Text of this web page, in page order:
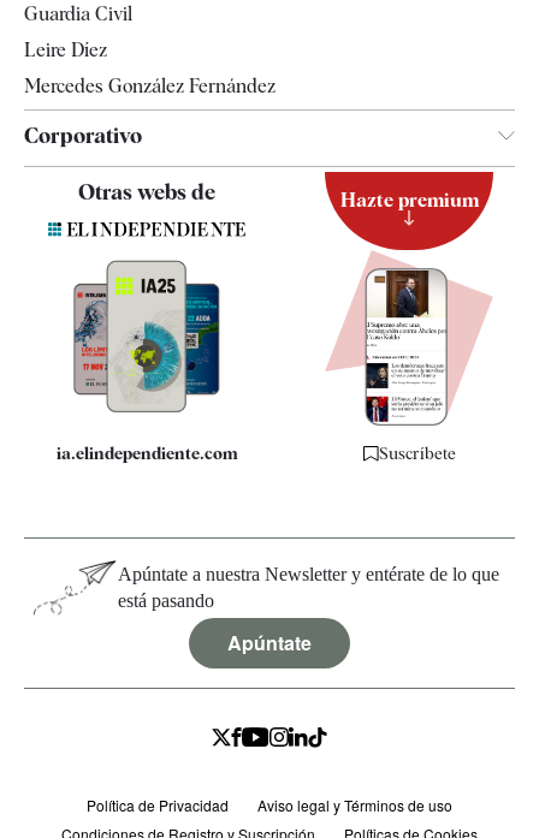
Guardia Civil
Leire Díez
Mercedes González Fernández
Corporativo
Contacto
Quiénes somos
Especificaciones
Otras webs de
ia.elindependiente.com
Hazte premium
Suscríbete
Apúntate a nuestra Newsletter y entérate de lo que
está pasando
Apúntate
Política de Privacidad
Aviso legal y Términos de uso